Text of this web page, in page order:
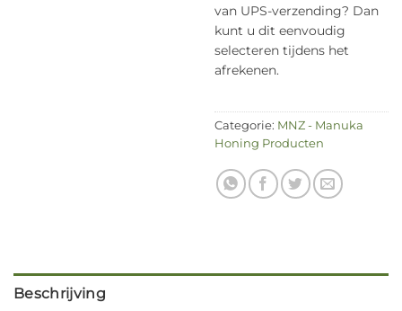
van UPS-verzending? Dan
kunt u dit eenvoudig
selecteren tijdens het
afrekenen.
Categorie: MNZ - Manuka
Honing Producten
Beschrijving